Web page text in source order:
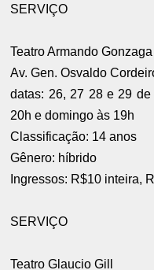
SERVIÇO
Teatro Armando Gonzaga
Av. Gen. Osvaldo
datas: 26, 27 28 e 29
20h e domingo às 19h
Classificação: 14 anos
Gênero: híbrido
Ingressos: R$10 inteira,
SERVIÇO
Teatro Glaucio Gill